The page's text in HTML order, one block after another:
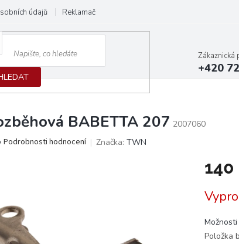
údajů Reklamační protokol
Zákaznická
+420
BABETTA 207 2007060
Podrobnosti hodnocení Značka: TWN
140
cena:
Položka